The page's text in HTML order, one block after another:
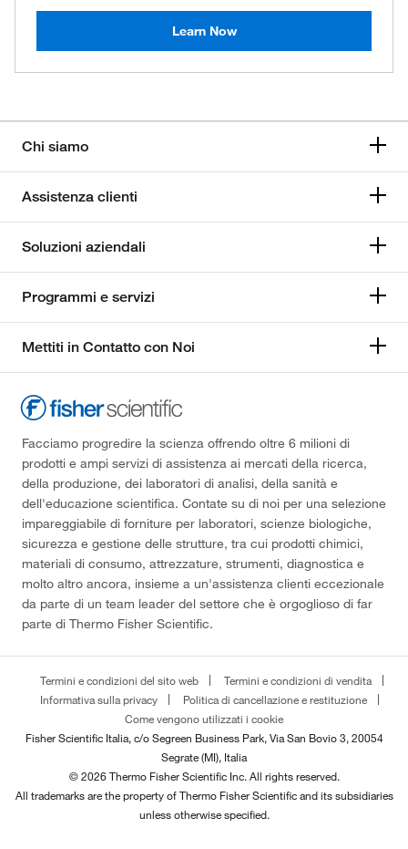
Learn Now
Chi siamo
Assistenza clienti
Soluzioni aziendali
Programmi e servizi
Mettiti in Contatto con Noi
Facciamo progredire la scienza offrendo oltre 6 milioni di
prodotti e ampi servizi di assistenza ai mercati della ricerca,
della produzione, dei laboratori di analisi, della sanità e
dell'educazione scientifica. Contate su di noi per una selezione
impareggiabile di forniture per laboratori, scienze biologiche,
sicurezza e gestione delle strutture, tra cui prodotti chimici,
materiali di consumo, attrezzature, strumenti, diagnostica e
molto altro ancora, insieme a un'assistenza clienti eccezionale
da parte di un team leader del settore che è orgoglioso di far
parte di Thermo Fisher Scientific.
Termini e condizioni del sito web
Termini e condizioni di vendita
Informativa sulla privacy
Politica di cancellazione e restituzione
Come vengono utilizzati i cookie
Fisher Scientific Italia, c/o Segreen Business Park, Via San Bovio 3, 20054
Segrate (MI), Italia
© 2026 Thermo Fisher Scientific Inc. All rights reserved.
All trademarks are the property of Thermo Fisher Scientific and its subsidiaries
unless otherwise specified.